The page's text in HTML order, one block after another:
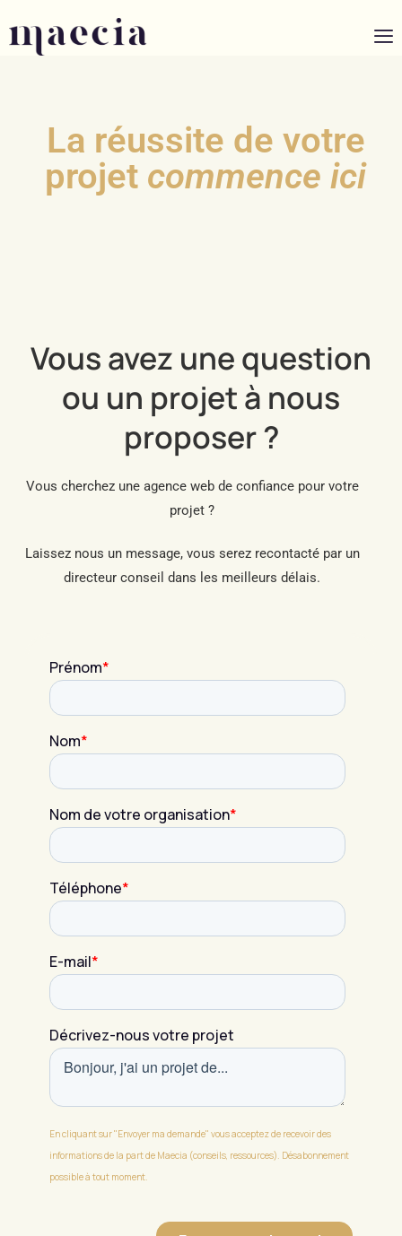
La réussite de votre
projet commence ici
Vous avez une question
ou un projet à nous
proposer ?
Vous cherchez une agence web de confiance pour votre
projet ?
Laissez nous un message, vous serez recontacté par un
directeur conseil dans les meilleurs délais.